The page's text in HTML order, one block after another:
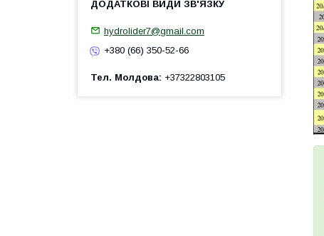
hydrolider7@gmail.com
+380 (66) 350-52-66
Тел. Молдова +37322803105